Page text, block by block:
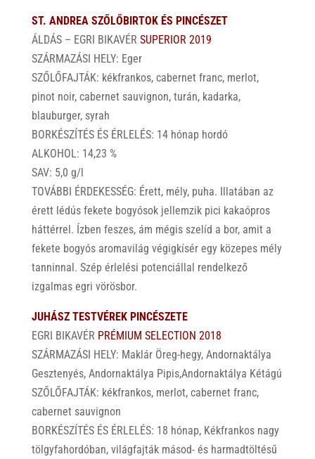
ST. ANDREA SZŐLŐBIRTOK ÉS PINCÉSZET
ÁLDÁS – EGRI BIKAVÉR SUPERIOR 2019
SZÁRMAZÁSI HELY: Eger
SZŐLŐFAJTÁK: kékfrankos, cabernet franc, merlot,
pinot noir, cabernet sauvignon, turán, kadarka,
blauburger, syrah
BORKÉSZÍTÉS ÉS ÉRLELÉS: 14 hónap hordó
ALKOHOL: 14,23 %
SAV: 5,0 g/l
TOVÁBBI ÉRDEKESSÉG: Érett, mély, puha. Illatában az
érett lédús fekete bogyósok jellemzik pici kakaópros
háttérrel. Ízben feszes, ám mégis szelíd a bor, amit a
fekete bogyós aromavilág végigkísér egy közepes mély
tanninnal. Szép érlelési potenciállal rendelkező
izgalmas egri vörösbor.
JUHÁSZ TESTVÉREK PINCÉSZETE
EGRI BIKAVÉR PRÉMIUM SELECTION 2018
SZÁRMAZÁSI HELY: Maklár Öreg-hegy, Andornaktálya
Gesztenyés, Andornaktálya Pipis,Andornaktálya Kétágú
SZŐLŐFAJTÁK: kékfrankos, merlot, cabernet franc,
cabernet sauvignon
BORKÉSZÍTÉS ÉS ÉRLELÉS: 18 hónap, Kékfrankos nagy
tölgyfahordóban, világfajták másod- és harmadtöltésű